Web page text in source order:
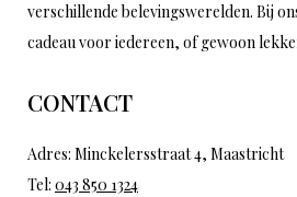
verschillende belevingswerelden. Bij
cadeau voor iedereen, of gewoon
CONTACT
Adres: Minckelersstraat 4, Maastricht
Tel: 043 850 1324